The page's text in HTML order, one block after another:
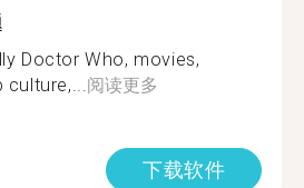
Doctor Who, movies,
阅读更多
下载软件